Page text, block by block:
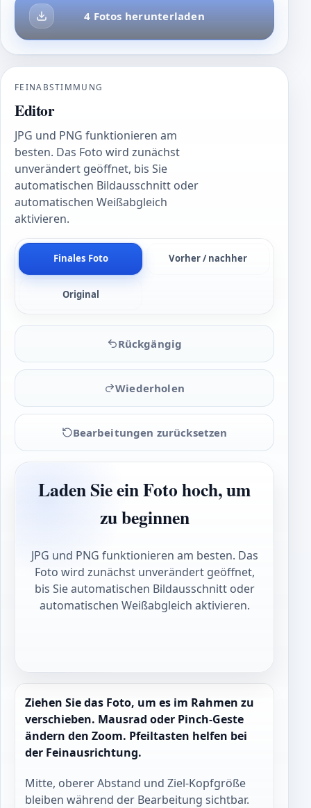
4 Fotos herunterladen
FEINABSTIMMUNG
Editor
JPG und PNG funktionieren am
besten. Das Foto wird zunächst
unverändert geöffnet, bis Sie
automatischen Bildausschnitt oder
automatischen Weißabgleich
aktivieren.
Finales Foto Vorher / nachher
Original
Rückgängig
Wiederholen
Bearbeitungen zurücksetzen
Laden Sie ein Foto hoch, um
zu beginnen
JPG und PNG funktionieren am besten. Das
Foto wird zunächst unverändert geöffnet,
bis Sie automatischen Bildausschnitt oder
automatischen Weißabgleich aktivieren.
Ziehen Sie das Foto, um es im Rahmen zu
verschieben. Mausrad oder Pinch-Geste
ändern den Zoom. Pfeiltasten helfen bei
der Feinausrichtung.
Mitte, oberer Abstand und Ziel-Kopfgröße
bleiben während der Bearbeitung sichtbar.